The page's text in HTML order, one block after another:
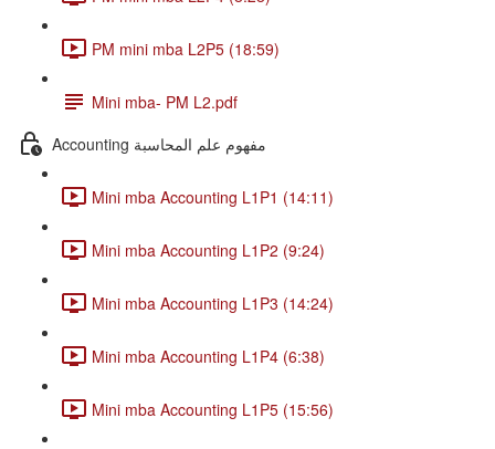
PM mini mba L2P5 (18:59)
Mini mba- PM L2.pdf
Accounting مفهوم علم المحاسبة
Mini mba Accounting L1P1 (14:11)
Mini mba Accounting L1P2 (9:24)
Mini mba Accounting L1P3 (14:24)
Mini mba Accounting L1P4 (6:38)
Mini mba Accounting L1P5 (15:56)